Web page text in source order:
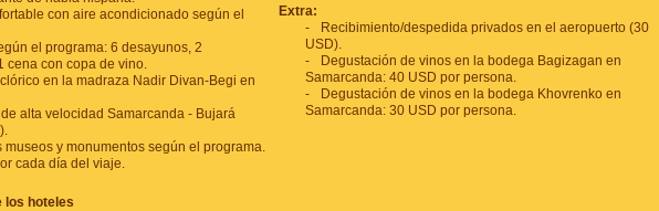
con aire acondicionado según el
el programa: 6 desayunos, 2
cena con copa de vino.
en la madraza Nadir Divan-Begi en
alta velocidad Samarcanda - Bujará
museos y monumentos según el programa.
cada día del viaje.
Extra:
Recibimiento/despedida privados en el aeropuerto (30
USD).
Degustación de vinos en la bodega Bagizagan en
Samarcanda: 40 USD por persona.
Degustación de vinos en la bodega Khovrenko en
Samarcanda: 30 USD por persona.
los hoteles